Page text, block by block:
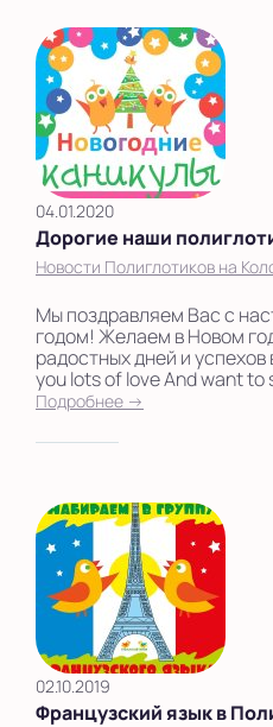
на
на
в
области
Выбрать
04.01.2020
Дорогие наши
Новости Полиглотиков на
Мы поздравляем Вас с
годом! Желаем в Новом
радостных дней и
you lots of love And want to
Подробнее →
02.10.2019
Французский язык в